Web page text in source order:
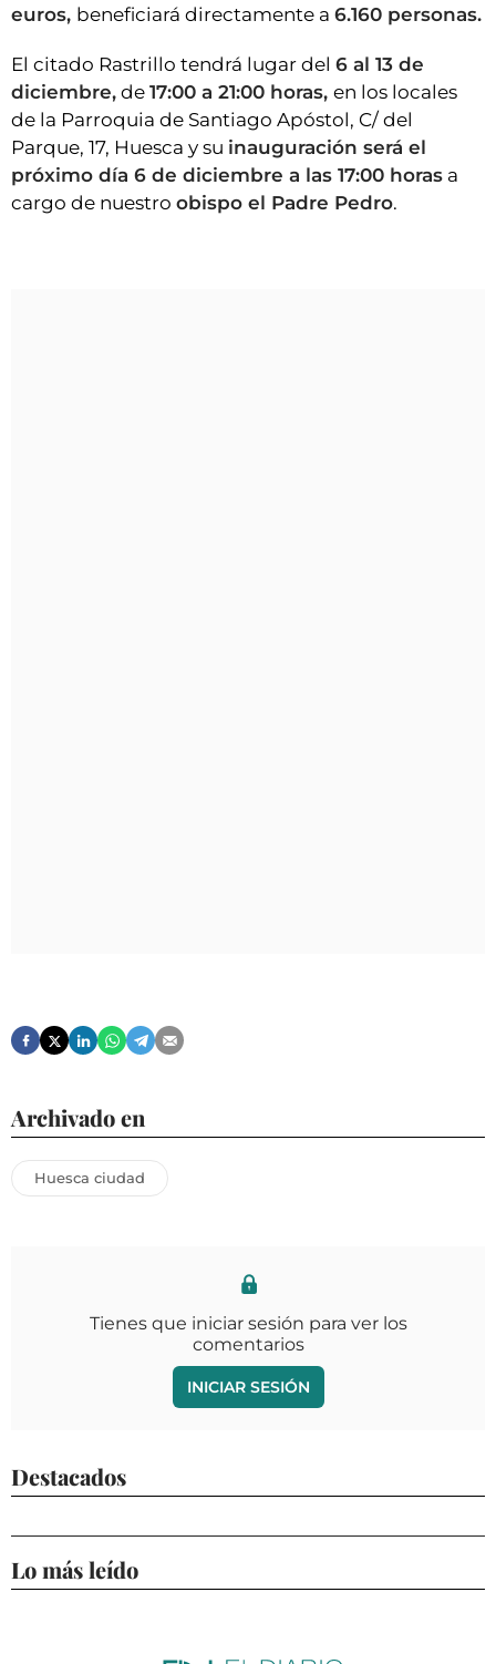
euros, beneficiará directamente a 6.160 personas.
El citado Rastrillo tendrá lugar del 6 al 13 de
diciembre, de 17:00 a 21:00 horas, en los locales
de la Parroquia de Santiago Apóstol, C/ del
Parque, 17, Huesca y su inauguración será el
próximo día 6 de diciembre a las 17:00 horas a
cargo de nuestro obispo el Padre Pedro.
Archivado en
Huesca ciudad
Tienes que iniciar sesión para ver los
comentarios
INICIAR SESIÓN
Destacados
Lo más leído